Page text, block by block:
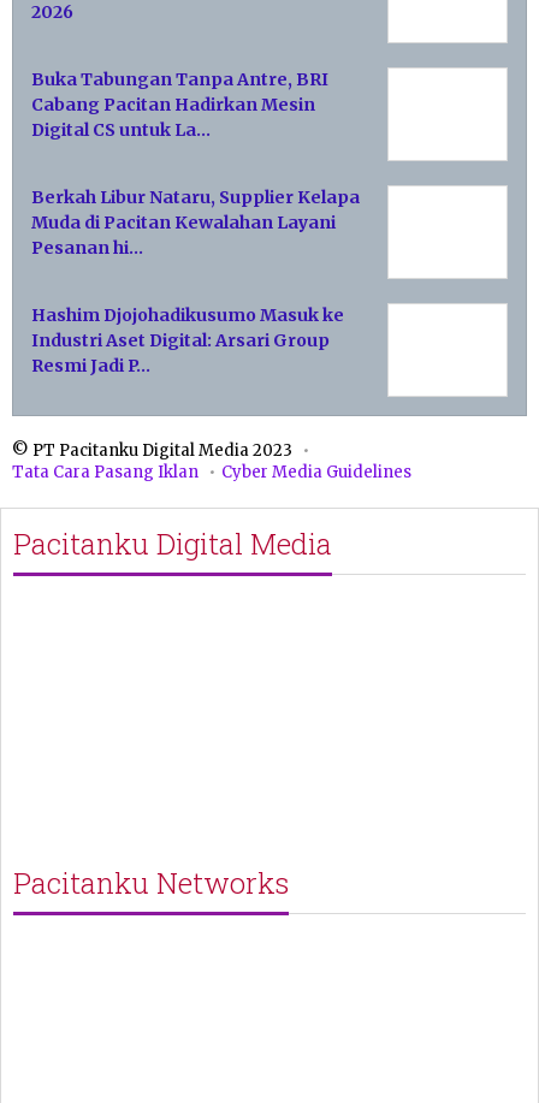
2026
Buka Tabungan Tanpa Antre, BRI
Cabang Pacitan Hadirkan Mesin
Digital CS untuk La…
Berkah Libur Nataru, Supplier Kelapa
Muda di Pacitan Kewalahan Layani
Pesanan hi…
Hashim Djojohadikusumo Masuk ke
Industri Aset Digital: Arsari Group
Resmi Jadi P…
© PT Pacitanku Digital Media 2023
Tata Cara Pasang Iklan
Cyber Media Guidelines
Pacitanku Digital Media
Pacitanku Networks